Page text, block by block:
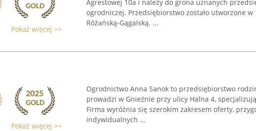
Pokaż więcej >>
Agrestowej 10a i należy do grona uznanych
ogrodniczej. Przedsiębiorstwo zostało utworzone w
Różańską-Gągalską. ...
Pokaż więcej >>
Ogrodnictwo Anna Sanok to przedsiębiorstwo
prowadzi w Gnieźnie przy ulicy Halna 4,
Firma wyróżnia się szerokim zakresem oferty,
indywidualnych ...